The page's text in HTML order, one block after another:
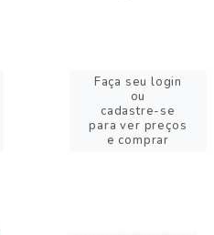
Faça seu login
ou
cadastre-se
para ver preços
e comprar